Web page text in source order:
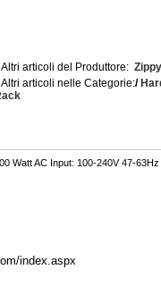
Altri articoli del Produttore:Zippy
Altri articoli nelle Categorie:/
Watt AC Input: 100-240V 47-
index.aspx